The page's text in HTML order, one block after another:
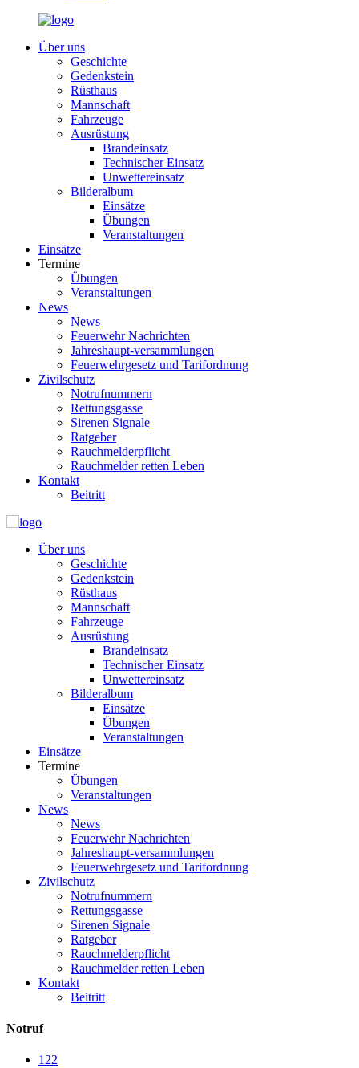
Über uns
Geschichte
Gedenkstein
Rüsthaus
Mannschaft
Fahrzeuge
Ausrüstung
Brandeinsatz
Technischer Einsatz
Unwettereinsatz
Bilderalbum
Einsätze
Übungen
Veranstaltungen
Einsätze
Termine
Übungen
Veranstaltungen
News
News
Feuerwehr Nachrichten
Jahreshaupt-versammlungen
Feuerwehrgesetz und Tarifordnung
Zivilschutz
Notrufnummern
Rettungsgasse
Sirenen Signale
Ratgeber
Rauchmelderpflicht
Rauchmelder retten Leben
Kontakt
Beitritt
Über uns
Geschichte
Gedenkstein
Rüsthaus
Mannschaft
Fahrzeuge
Ausrüstung
Brandeinsatz
Technischer Einsatz
Unwettereinsatz
Bilderalbum
Einsätze
Übungen
Veranstaltungen
Einsätze
Termine
Übungen
Veranstaltungen
News
News
Feuerwehr Nachrichten
Jahreshaupt-versammlungen
Feuerwehrgesetz und Tarifordnung
Zivilschutz
Notrufnummern
Rettungsgasse
Sirenen Signale
Ratgeber
Rauchmelderpflicht
Rauchmelder retten Leben
Kontakt
Beitritt
Notruf
122